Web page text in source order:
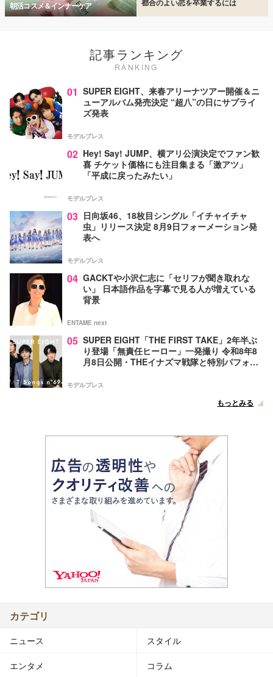
朝活コスメ＆インナーケア 都合のよい恋を卒業するには
記事ランキング
RANKING
01 SUPER EIGHT、来春アリーナツアー開催＆ニ
ューアルバム発売決定 “超八”の日にサプライ
ズ発表
モデルプレス
02 Hey! Say! JUMP、横アリ公演決定でファン歓
喜 チケット価格にも注目集まる「激アツ」
「平成に戻ったみたい」
モデルプレス
03 日向坂46、18枚目シングル「イチャイチャ
虫」リリース決定 8月9日フォーメーション発
表へ
モデルプレス
04 GACKTや小沢仁志に「セリフが聞き取れな
い」 日本語作品を字幕で見る人が増えている
背景
ENTAME next
05 SUPER EIGHT「THE FIRST TAKE」2年半ぶ
り登場「無責任ヒーロー」一発撮り 令和8年8
月8日公開・THEイナズマ戦隊と特別パフォー
モデルプレス
もっとみる
カテゴリ
ニュース スタイル
エンタメ コラム